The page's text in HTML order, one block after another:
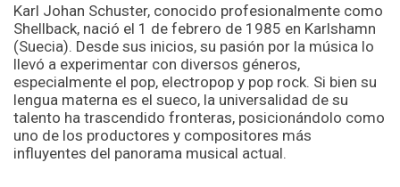
Karl Johan Schuster, conocido profesionalmente como
Shellback, nació el 1 de febrero de 1985 en Karlshamn
(Suecia). Desde sus inicios, su pasión por la música lo
llevó a experimentar con diversos géneros,
especialmente el pop, electropop y pop rock. Si bien su
lengua materna es el sueco, la universalidad de su
talento ha trascendido fronteras, posicionándolo como
uno de los productores y compositores más
influyentes del panorama musical actual.